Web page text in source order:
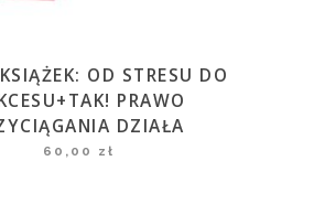
OD STRESU DO
PRAWO
DZIAŁA
60,00 zł